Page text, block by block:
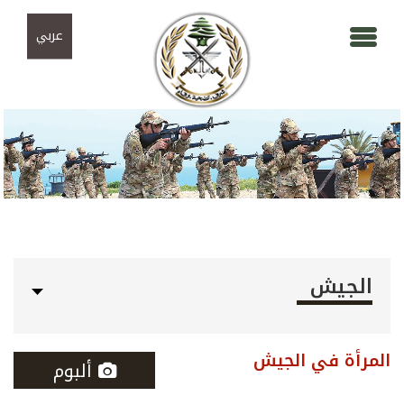
عربي
الجيش
المرأة في الجيش ألبوم